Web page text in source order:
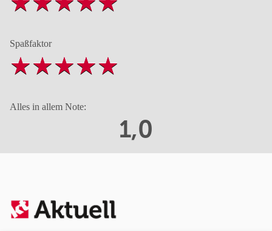
Spaßfaktor
Alles in allem Note:
1,0